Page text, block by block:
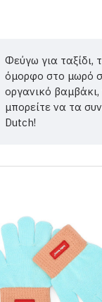
Φεύγω για ταξίδι,
όμορφο στο μωρό
οργανικό
μπορείτε να τα
Dutch!